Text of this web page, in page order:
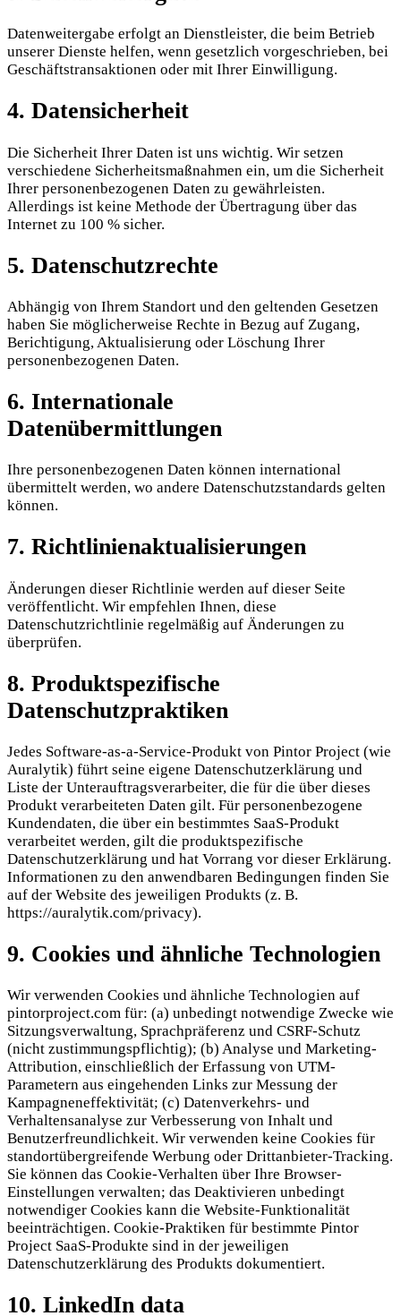
Datenweitergabe erfolgt an Dienstleister, die beim Betrieb
unserer Dienste helfen, wenn gesetzlich vorgeschrieben, bei
Geschäftstransaktionen oder mit Ihrer Einwilligung.
4. Datensicherheit
Die Sicherheit Ihrer Daten ist uns wichtig. Wir setzen
verschiedene Sicherheitsmaßnahmen ein, um die Sicherheit
Ihrer personenbezogenen Daten zu gewährleisten.
Allerdings ist keine Methode der Übertragung über das
Internet zu 100 % sicher.
5. Datenschutzrechte
Abhängig von Ihrem Standort und den geltenden Gesetzen
haben Sie möglicherweise Rechte in Bezug auf Zugang,
Berichtigung, Aktualisierung oder Löschung Ihrer
personenbezogenen Daten.
6. Internationale
Datenübermittlungen
Ihre personenbezogenen Daten können international
übermittelt werden, wo andere Datenschutzstandards gelten
können.
7. Richtlinienaktualisierungen
Änderungen dieser Richtlinie werden auf dieser Seite
veröffentlicht. Wir empfehlen Ihnen, diese
Datenschutzrichtlinie regelmäßig auf Änderungen zu
überprüfen.
8. Produktspezifische
Datenschutzpraktiken
Jedes Software-as-a-Service-Produkt von Pintor Project (wie
Auralytik) führt seine eigene Datenschutzerklärung und
Liste der Unterauftragsverarbeiter, die für die über dieses
Produkt verarbeiteten Daten gilt. Für personenbezogene
Kundendaten, die über ein bestimmtes SaaS-Produkt
verarbeitet werden, gilt die produktspezifische
Datenschutzerklärung und hat Vorrang vor dieser Erklärung.
Informationen zu den anwendbaren Bedingungen finden Sie
auf der Website des jeweiligen Produkts (z. B.
https://auralytik.com/privacy).
9. Cookies und ähnliche Technologien
Wir verwenden Cookies und ähnliche Technologien auf
pintorproject.com für: (a) unbedingt notwendige Zwecke wie
Sitzungsverwaltung, Sprachpräferenz und CSRF-Schutz
(nicht zustimmungspflichtig); (b) Analyse und Marketing-
Attribution, einschließlich der Erfassung von UTM-
Parametern aus eingehenden Links zur Messung der
Kampagneneffektivität; (c) Datenverkehrs- und
Verhaltensanalyse zur Verbesserung von Inhalt und
Benutzerfreundlichkeit. Wir verwenden keine Cookies für
standortübergreifende Werbung oder Drittanbieter-Tracking.
Sie können das Cookie-Verhalten über Ihre Browser-
Einstellungen verwalten; das Deaktivieren unbedingt
notwendiger Cookies kann die Website-Funktionalität
beeinträchtigen. Cookie-Praktiken für bestimmte Pintor
Project SaaS-Produkte sind in der jeweiligen
Datenschutzerklärung des Produkts dokumentiert.
10. LinkedIn data